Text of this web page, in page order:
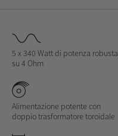
5 x 340 Watt di potenza robusta
su 4 Ohm
Alimentazione potente con
doppio trasformatore toroidale